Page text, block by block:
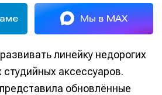
Мы в MAX
линейку недорогих
аксессуаров.
обновлённые